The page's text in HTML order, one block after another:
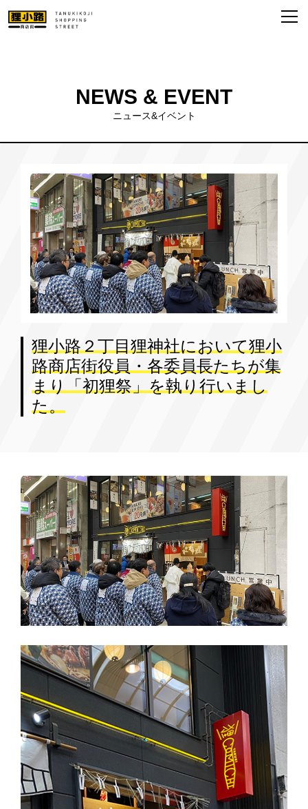
NEWS & EVENT
ニュース&イベント
狸小路２丁目狸神社において狸小
路商店街役員・各委員長たちが集
まり「初狸祭」を執り行いまし
た。